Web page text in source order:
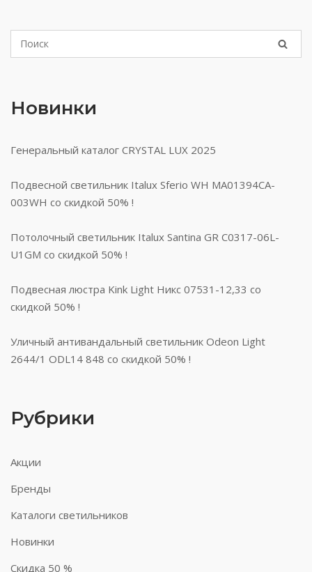
Новинки
Генеральный каталог CRYSTAL LUX 2025
Подвесной светильник Italux Sferio WH MA01394CA-
003WH со скидкой 50% !
Потолочный светильник Italux Santina GR C0317-06L-
U1GM со скидкой 50% !
Подвесная люстра Kink Light Никс 07531-12,33 со
скидкой 50% !
Уличный антивандальный светильник Odeon Light
2644/1 ODL14 848 со скидкой 50% !
Рубрики
Акции
Бренды
Каталоги светильников
Новинки
Скидка 50 %